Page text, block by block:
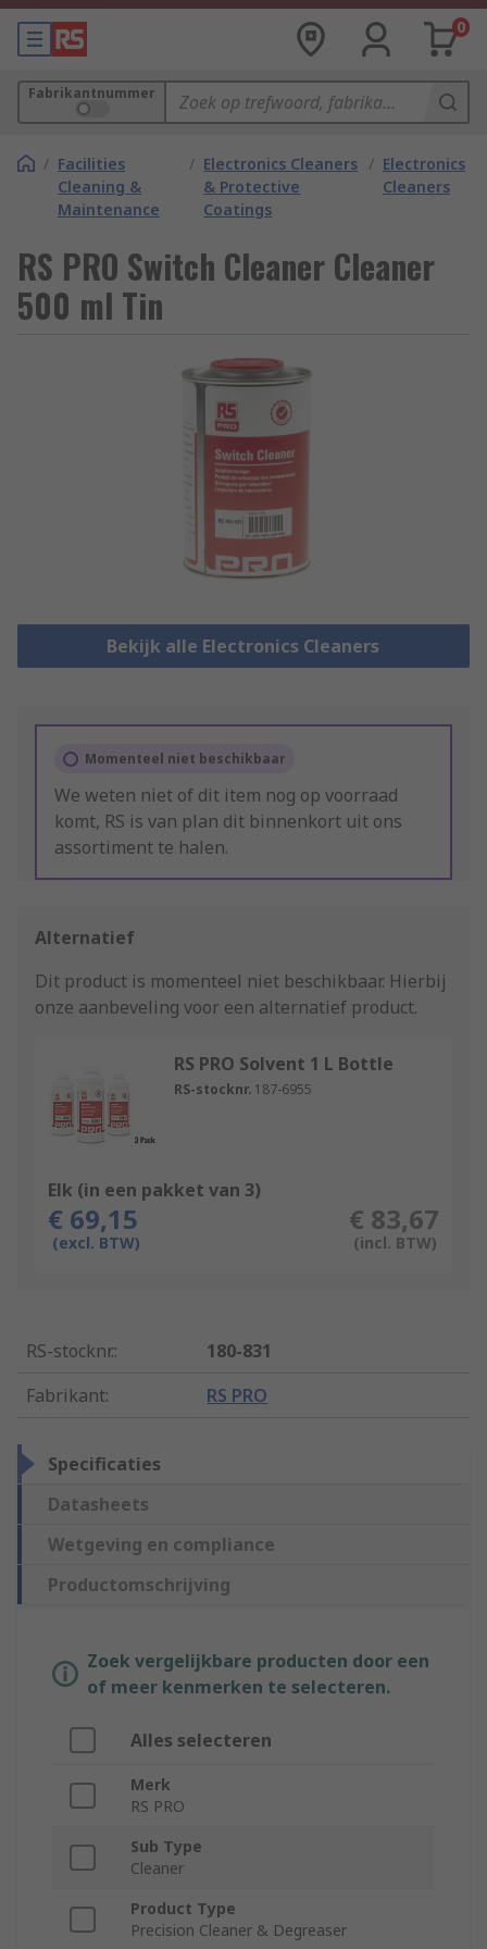
0
Fabrikantnummer
/ Facilities
Cleaning &
Maintenance
/ Electronics Cleaners
& Protective
Coatings
/ Electronics
Cleaners
RS PRO Switch Cleaner Cleaner
500 ml Tin
Bekijk alle Electronics Cleaners
Momenteel niet beschikbaar
We weten niet of dit item nog op voorraad
komt, RS is van plan dit binnenkort uit ons
assortiment te halen.
Alternatief
Dit product is momenteel niet beschikbaar. Hierbij
onze aanbeveling voor een alternatief product.
RS PRO Solvent 1 L Bottle
RS-stocknr. 187-6955
Elk (in een pakket van 3)
€ 69,15
(excl. BTW)
€ 83,67
(incl. BTW)
RS-stocknr.:
180-831
Fabrikant: RS PRO
Specificaties
Datasheets
Wetgeving en compliance
Productomschrijving
Zoek vergelijkbare producten door een
of meer kenmerken te selecteren.
Alles selecteren
Merk
RS PRO
Sub Type
Cleaner
Product Type
Precision Cleaner & Degreaser